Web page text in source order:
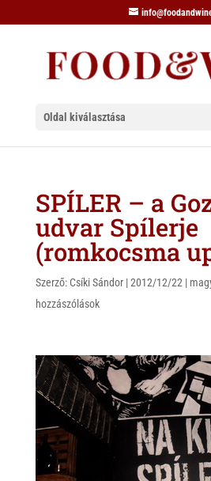
Oldal kiválasztása
SPÍLER – a
udvar Spílerje
(romkocsma
Szerző: Csíki Sándor|2012/12/22 |
hozzászólások